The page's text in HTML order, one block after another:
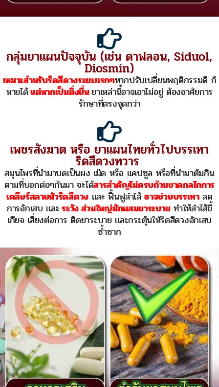
กลุ่มยาแผนปัจจุบัน (เช่น ดาฟลอน, Siduol,
Diosmin)
เหมาะสำหรับริดสีดวงระยะแรกๆหากปรับเปลี่ยนพฤติกรรมดี ก็
หายได้แต่หากเป็นติ่งยื่นยาเหล่านี้อาจเอาไม่อยู่ ต้องอาศัยการ
รักษาที่ตรงจุดกว่า
เพชรสังฆาต หรือ ยาแผนไทยทั่วไปบรรเทา
ริดสีดวงทวาร
สมุนไพรที่นำมาบดเป็นผง เม็ด หรือ แคปซูล หรือที่นำมาต้มกิน
ตามที่บอกต่อๆกันมา จะได้สารสำคัญไม่ครบถ้วนขาดกลไกการ
เคลียร์สลายหัวริดสีดวงและ ฟื้นฟูลำไส้อาจช่วยบรรเทาลด
การอักเสบ และระวัง ส่วนใหญ่มักผสมยาระบายทำให้ลำไส้ขี้
เกียจ เสี่ยงต่อการ ติดยาระบาย และกระตุ้นให้ริดสีดวงอักเสบ
ซ้ำซาก